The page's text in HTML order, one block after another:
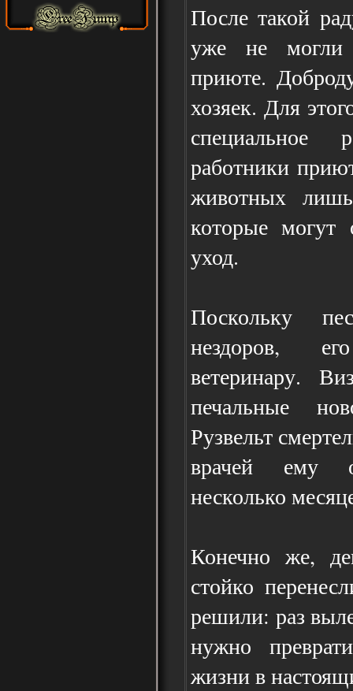
После такой
уже не могли
приюте.
хозяек. Для
специальное
работники
животных
которые могут
уход.
Поскольку
нездоров,
ветеринару.
печальные
Рузвельт
врачей ему
несколько
Конечно же,
стойко
решили: раз
нужно
жизни в